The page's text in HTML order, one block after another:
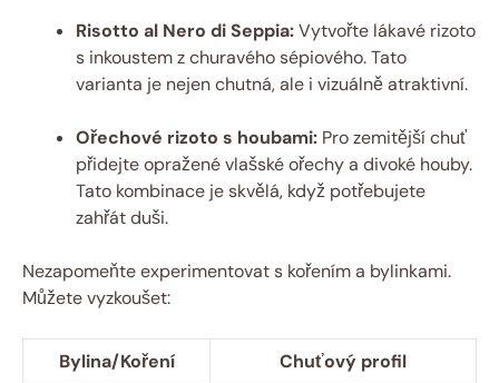
Risotto al Nero di Seppia:Vytvořte lákavé rizoto
s inkoustem z churavého sépiového. Tato
varianta je nejen chutná, ale i vizuálně atraktivní.
Ořechové rizoto s houbami: Pro zemitější chuť
přidejte opražené vlašské ořechy a divoké houby.
Tato kombinace je skvělá, když potřebujete
zahřát duši.
Nezapomeňte experimentovat s kořením a bylinkami.
Můžete vyzkoušet:
Bylina/Koření
Chuťový profil